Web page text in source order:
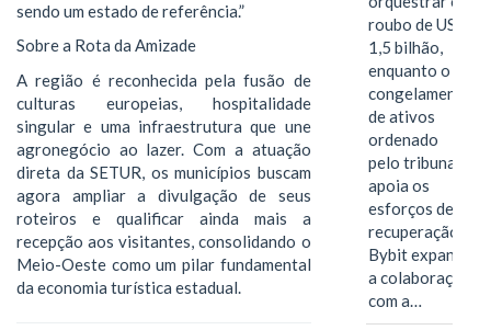
sendo um estado de referência.”
Sobre a Rota da Amizade
A região é reconhecida pela fusão de
culturas europeias, hospitalidade
singular e uma infraestrutura que une
agronegócio ao lazer. Com a atuação
direta da SETUR, os municípios buscam
agora ampliar a divulgação de seus
roteiros e qualificar ainda mais a
recepção aos visitantes, consolidando o
Meio-Oeste como um pilar fundamental
da economia turística estadual.
roubo de US$
1,5 bilhão,
enquanto o
congelamento
de ativos
ordenado
pelo tribunal
apoia os
esforços de
recuperação e
Bybit expande
a colaboração
com a…